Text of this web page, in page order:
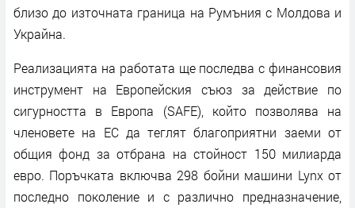
близо до източната граница на Румъния с Молдова и
Украйна.
Реализацията на работата ще последва с финансовия
инструмент на Европейския съюз за действие по
сигурността в Европа (SAFE), който позволява на
членовете на ЕС да теглят благоприятни заеми от
общия фонд за отбрана на стойност 150 милиарда
евро. Поръчката включва 298 бойни машини Lynx от
последно поколение и с различно предназначение,